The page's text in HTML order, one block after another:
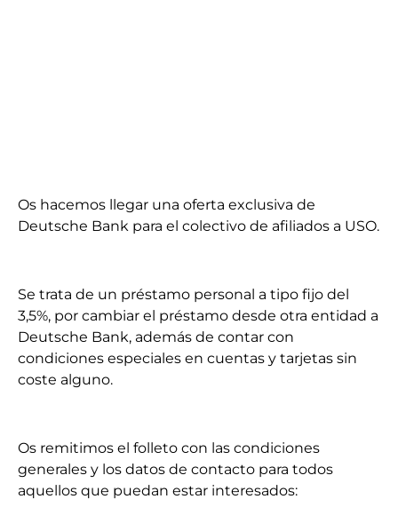
Os hacemos llegar una oferta exclusiva de
Deutsche Bank para el colectivo de afiliados a USO.
Se trata de un préstamo personal a tipo fijo del
3,5%, por cambiar el préstamo desde otra entidad a
Deutsche Bank, además de contar con
condiciones especiales en cuentas y tarjetas sin
coste alguno.
Os remitimos el folleto con las condiciones
generales y los datos de contacto para todos
aquellos que puedan estar interesados: